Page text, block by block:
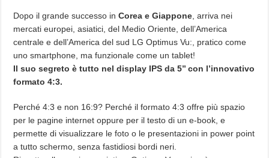
Dopo il grande successo inCorea e Giappone , arriva nei
mercati europei, asiatici, del Medio Oriente, dell’America
centrale e dell’America del sud LG Optimus Vu:, pratico come
uno smartphone, ma funzionale come un tablet!
Il suo segreto è tutto nel display IPS da 5’’ con l’innovativo
formato 4:3.
Perché 4:3 e non 16:9? Perché il formato 4:3 offre più spazio
per le pagine internet oppure per il testo di un e-book, e
permette di visualizzare le foto o le presentazioni in power point
a tutto schermo, senza fastidiosi bordi neri.